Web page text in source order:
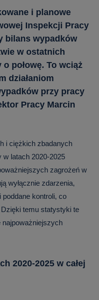
i planowe
Inspekcji Pracy
bilans wypadków
w ostatnich
połowę. To wciąż
działaniom
przy pracy
Pracy Marcin
i ciężkich zbadanych
latach 2020-2025
zagrożeń w
wyłącznie zdarzenia,
poddane kontroli, co
temu statystyki te
2020-2025 w całej